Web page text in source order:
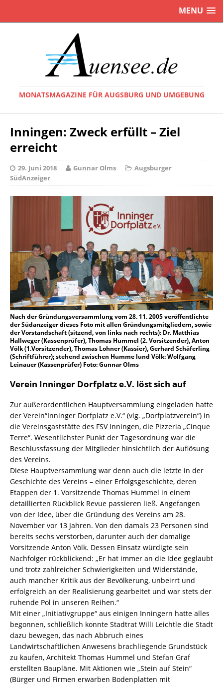
MENU
MONATSMAGAZINE FÜR AUGSBURG UND UMGEBUNG
Inningen: Zweck erfüllt – Ziel
erreicht
29. Juni 2018 Gunnar Olms
Augsburger
SüdAnzeiger
Nach der Gründungsversammlung vom 28. 11. 2005 veröffentlichte
der Südanzeiger dieses Foto mit allen Gründungsmitgliedern, sowie
der Vorstandschaft (sitzend, von links nach rechts): Dr. Matthias
Hallweger (Kassenprüfer), Thomas Hummel (2. Vorsitzender), Anton
Völk (1.Vorsitzender), Thomas Lohner (Kassier), Gerhard Schäferling
(Schriftführer); stehend zwischen Humme lund Völk: Wolfgang
Leinauer (Kassenprüfer) Foto: Gunnar Olms
Verein Inninger Dorfplatz e.V. löst sich auf
Zur außerordentlichen Hauptversammlung eingeladen hatte
der Verein“Inninger Dorfplatz e.V.“ (vlg. „Dorfplatzverein“) in
die Vereinsgaststätte des FSV Inningen, die Pizzeria „Cinque
Terre“. Wesentlichster Punkt der Tagesordnung war die
Beschlussfassung der Mitglieder hinsichtlich der Auflösung
des Vereins.
Diese Hauptversammlung war denn auch die letzte in der
Geschichte des Vereins – einer Erfolgsgeschichte, deren
Etappen der 1. Vorsitzende Thomas Hummel in einem
detaillierten Rückblick Revue passieren ließ. Angefangen
von der Idee, über die Gründung des Vereins am 28.
November vor 13 Jahren. Von den damals 23 Personen sind
bereits sechs verstorben, darunter auch der damalige
Vorsitzende Anton Völk. Dessen Einsatz würdigte sein
Nachfolger rückblickend: „Er hat immer an die Idee geglaubt
und trotz zahlreicher Schwierigkeiten und Widerstände,
auch mancher Kritik aus der Bevölkerung, unbeirrt und
erfolgreich an der Realisierung gearbeitet und war stets der
ruhende Pol in unseren Reihen.“
Mit einer „Initiativgruppe“ aus einigen Inningern hatte alles
begonnen, schließlich konnte Stadtrat Willi Leichtle die Stadt
dazu bewegen, das nach Abbruch eines
Landwirtschaftlichen Anwesens brachliegende Grundstück
zu kaufen, Architekt Thomas Hummel und Stefan Graf
erstellten Baupläne. Mit Aktionen wie „Stein auf Stein“
(Bürger und Firmen erwarben Bodenplatten mit